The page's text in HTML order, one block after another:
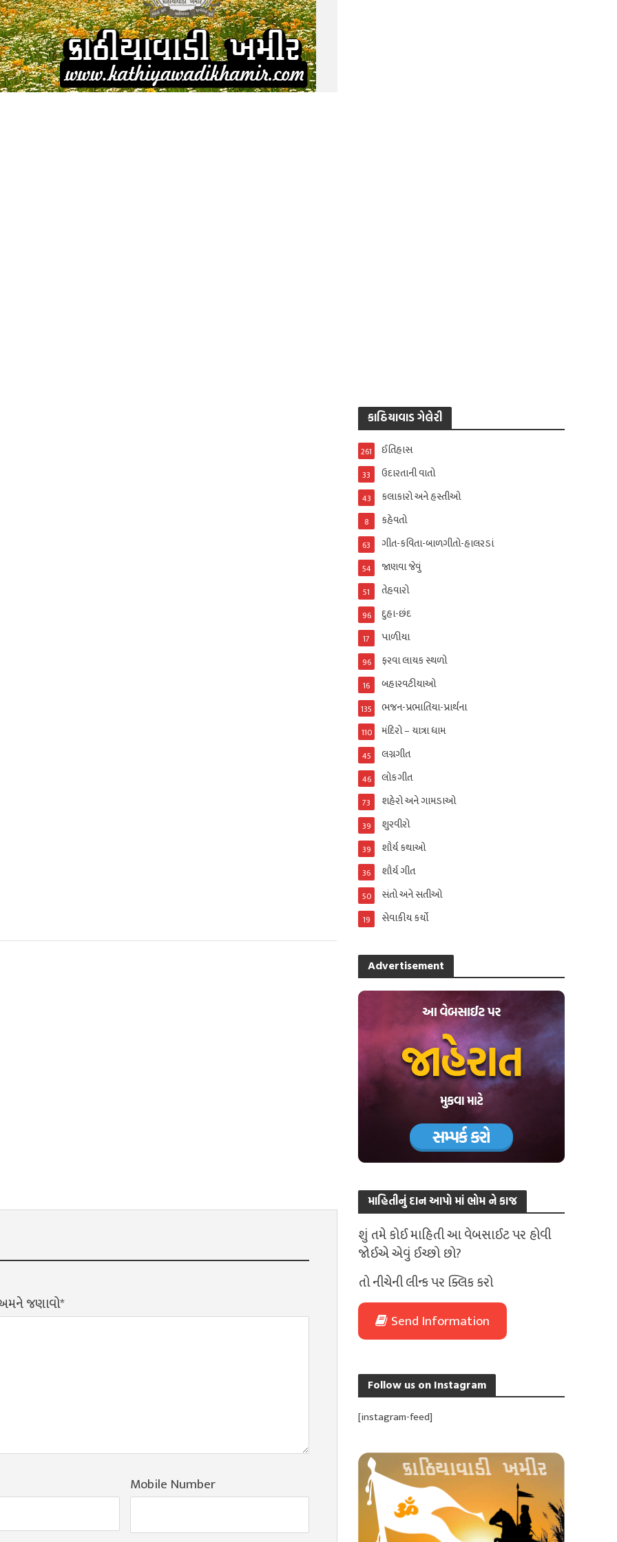
જણાવો*
Mobile Number
કાઠિયાવાડ ગેલેરી
ઈતિહાસ
261
ઉદારતાની વાતો
33
કલાકારો અને હસ્તીઓ
43
કહેવતો
8
ગીત-કવિતા-બાળગીતો-હાલરડાં
63
જાણવા જેવું
54
તેહવારો
51
દુહા-છંદ
96
પાળીયા
17
ફરવા લાયક સ્થળો
96
બહારવટીયાઓ
16
ભજન-પ્રભાતિયા-પ્રાર્થના
135
મંદિરો – યાત્રા ધામ
110
લગ્નગીત
45
લોકગીત
46
શહેરો અને ગામડાઓ
73
શુરવીરો
39
શૌર્ય કથાઓ
39
શૌર્ય ગીત
36
સંતો અને સતીઓ
50
સેવાકીય કર્યો
19
Advertisement
માહિતીનું દાન આપો માં ભોમ ને કાજ
શું તમે કોઈ માહિતી આ વેબસાઈટ પર હોવી
જોઈએ એવું ઈચ્છો છો?
તો નીચેની લીન્ક પર ક્લિક કરો
Send Information
Follow us on Instagram
[instagram-feed]